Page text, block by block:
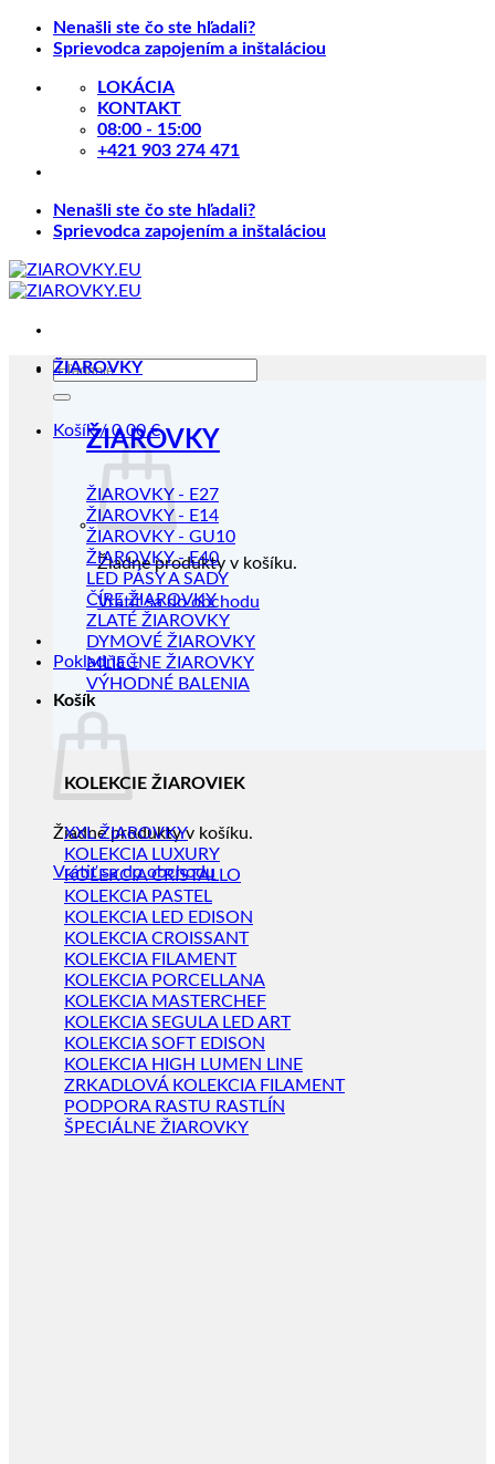
Skip
Nenašli ste čo ste hľadali?
Sprievodca zapojením a inštaláciou
LOKÁCIA
KONTAKT
08:00 - 15:00
+421 903 274 471
Nenašli ste čo ste hľadali?
Sprievodca zapojením a inštaláciou
Hľadať:
Košík /0.00€
Žiadne produkty v košíku.
Vrátiť sa do obchodu
Pokladňa +
Košík
Žiadne produkty v košíku.
Vrátiť sa do obchodu
ŽIAROVKY
ŽIAROVKY
ŽIAROVKY - E27
ŽIAROVKY - E14
ŽIAROVKY - GU10
ŽIAROVKY - E40
LED PÁSY A SADY
ČÍRE ŽIAROVKY
ZLATÉ ŽIAROVKY
DYMOVÉ ŽIAROVKY
MLIEČNE ŽIAROVKY
VÝHODNÉ BALENIA
KOLEKCIE ŽIAROVIEK
XXL ŽIAROVKY
KOLEKCIA LUXURY
KOLEKCIA CRISTALLO
KOLEKCIA PASTEL
KOLEKCIA LED EDISON
KOLEKCIA CROISSANT
KOLEKCIA FILAMENT
KOLEKCIA PORCELLANA
KOLEKCIA MASTERCHEF
KOLEKCIA SEGULA LED ART
KOLEKCIA SOFT EDISON
KOLEKCIA HIGH LUMEN LINE
ZRKADLOVÁ KOLEKCIA FILAMENT
PODPORA RASTU RASTLÍN
ŠPECIÁLNE ŽIAROVKY